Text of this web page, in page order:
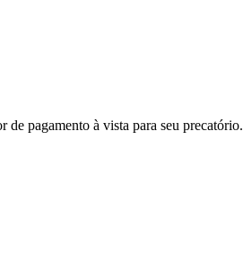
pagamento à vista para seu precatório.